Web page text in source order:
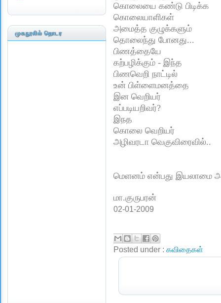
முகநூலில் தொடர
கொலையை கண்டு பிடிக்க
கொலையாளிகள்
அமைத்த குழுக்களும்
தொலைந்து போனது...
பிணத்தையே
கற்பழிக்கும் - இந்த
பிணவெறி நாட்டில்
உன் பிள்ளைமனத்தை
இன வெறியர்
எப்படியறிவர்?
இநத
கொலை வெறியர்
அழிவரடா வெகுவிரைவில்..
மெளனம் என்பது இயலாமை
மா.குருபரன்
02-01-2009
Posted under : கவிதைகள்